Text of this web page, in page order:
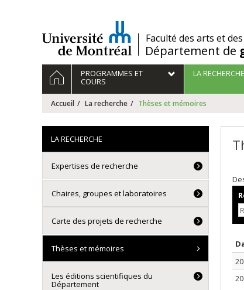
/Faculté des arts et
Département de
Navigation
principale
ACCUEILPROGRAMMES ET
COURS
LA RECHERCHE
Accueil La recherche Thèses et mémoires
LA RECHERCHE
Expertises de recherche
Chaires, groupes et laboratoires
Carte des projets de recherche
Thèses et mémoires
Les éditions scientifiques du
Département